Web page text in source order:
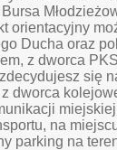
orientacyjny
Ducha oraz
z dworca
się
dworca
na
parking na